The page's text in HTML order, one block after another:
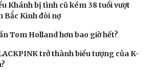
Khánh bị tình cũ kém 38 tuổi vượt
Bắc Kinh đòi nợ
Tom Holland hơn bao giờ hết?
trở thành biểu tượng của K-